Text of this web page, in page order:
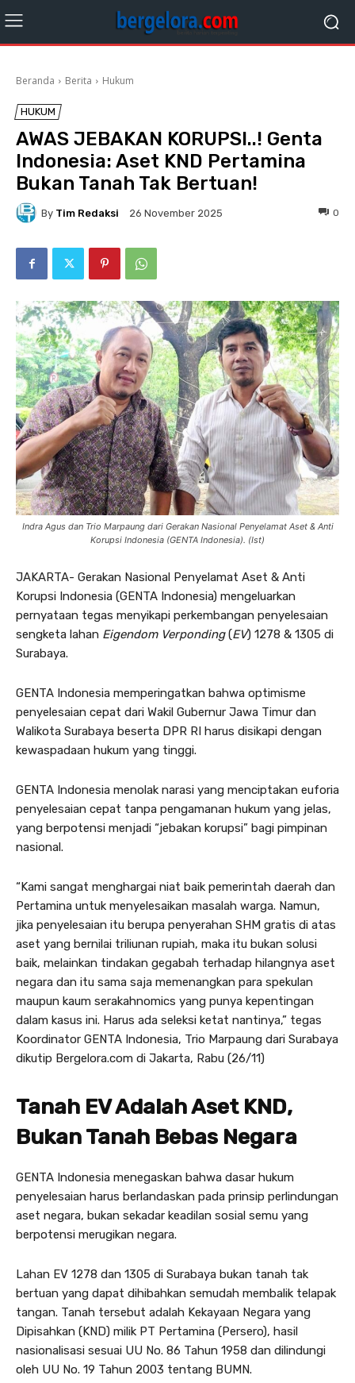
Beranda Berita Hukum
HUKUM
AWAS JEBAKAN KORUPSI..! Genta
Indonesia: Aset KND Pertamina
Bukan Tanah Tak Bertuan!
By Tim Redaksi 26 November 2025 0
Indra Agus dan Trio Marpaung dari Gerakan Nasional Penyelamat Aset & Anti
Korupsi Indonesia (GENTA Indonesia). (Ist)
JAKARTA- Gerakan Nasional Penyelamat Aset & Anti
Korupsi Indonesia (GENTA Indonesia) mengeluarkan
pernyataan tegas menyikapi perkembangan penyelesaian
sengketa lahan Eigendom Verponding(EV) 1278 & 1305 di
Surabaya.
GENTA Indonesia memperingatkan bahwa optimisme
penyelesaian cepat dari Wakil Gubernur Jawa Timur dan
Walikota Surabaya beserta DPR RI harus disikapi dengan
kewaspadaan hukum yang tinggi.
GENTA Indonesia menolak narasi yang menciptakan euforia
penyelesaian cepat tanpa pengamanan hukum yang jelas,
yang berpotensi menjadi “jebakan korupsi” bagi pimpinan
nasional.
“Kami sangat menghargai niat baik pemerintah daerah dan
Pertamina untuk menyelesaikan masalah warga. Namun,
jika penyelesaian itu berupa penyerahan SHM gratis di atas
aset yang bernilai triliunan rupiah, maka itu bukan solusi
baik, melainkan tindakan gegabah terhadap hilangnya aset
negara dan itu sama saja memenangkan para spekulan
maupun kaum serakahnomics yang punya kepentingan
dalam kasus ini. Harus ada seleksi ketat nantinya,” tegas
Koordinator GENTA Indonesia, Trio Marpaung dari Surabaya
dikutip Bergelora.com di Jakarta, Rabu (26/11)
Tanah EV Adalah Aset KND,
Bukan Tanah Bebas Negara
GENTA Indonesia menegaskan bahwa dasar hukum
penyelesaian harus berlandaskan pada prinsip perlindungan
aset negara, bukan sekadar keadilan sosial semu yang
berpotensi merugikan negara.
Lahan EV 1278 dan 1305 di Surabaya bukan tanah tak
bertuan yang dapat dihibahkan semudah membalik telapak
tangan. Tanah tersebut adalah Kekayaan Negara yang
Dipisahkan (KND) milik PT Pertamina (Persero), hasil
nasionalisasi sesuai UU No. 86 Tahun 1958 dan dilindungi
oleh UU No. 19 Tahun 2003 tentang BUMN.